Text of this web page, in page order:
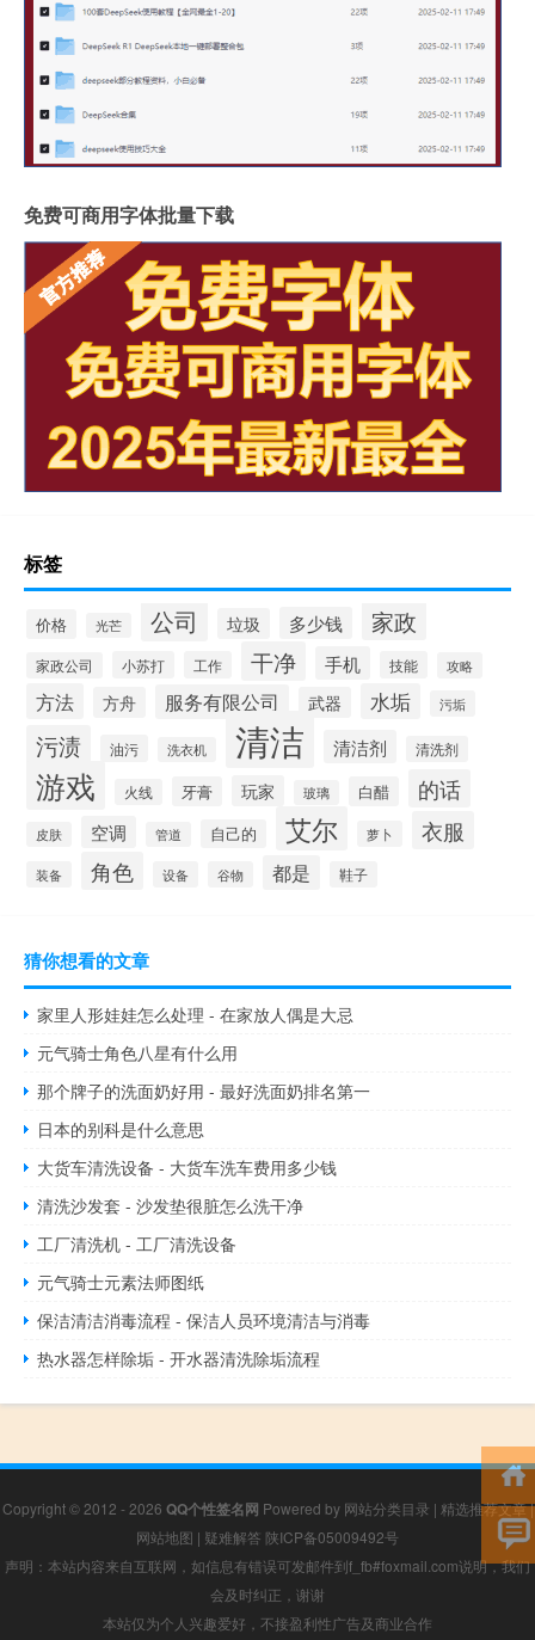
免费可商用字体批量下载
标签
价格 光芒 公司 垃圾 多少钱 家政
家政公司 小苏打 工作 干净 手机 技能 攻略
方法 方舟 服务有限公司 武器 水垢 污垢
污渍 油污 洗衣机 清洁 清洁剂 清洗剂
游戏 火线 牙膏 玩家 玻璃 白醋 的话
皮肤 空调 管道 自己的 艾尔 萝卜 衣服
装备 角色 设备 谷物 都是 鞋子
猜你想看的文章
家里人形娃娃怎么处理 - 在家放人偶是大忌
元气骑士角色八星有什么用
那个牌子的洗面奶好用 - 最好洗面奶排名第一
日本的别科是什么意思
大货车清洗设备 - 大货车洗车费用多少钱
清洗沙发套 - 沙发垫很脏怎么洗干净
工厂清洗机 - 工厂清洗设备
元气骑士元素法师图纸
保洁清洁消毒流程 - 保洁人员环境清洁与消毒
热水器怎样除垢 - 开水器清洗除垢流程
Copyright © 2012 - 2026 QQ个性签名网 Powered by 网站分类目录 | 精选推荐文章|
网站地图 | 疑难解答 陕ICP备05009492号
声明：本站内容来自互联网，如信息有错误可发邮件到f_fb#foxmail.com说明，我们
会及时纠正，谢谢
本站仅为个人兴趣爱好，不接盈利性广告及商业合作